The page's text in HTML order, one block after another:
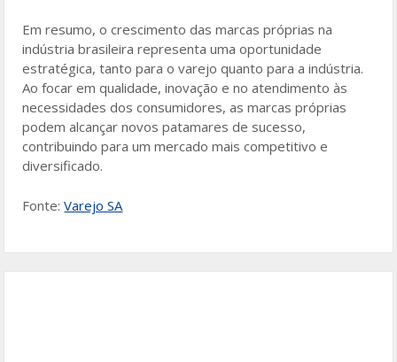
Em resumo, o crescimento das marcas próprias na
indústria brasileira representa uma oportunidade
estratégica, tanto para o varejo quanto para a indústria.
Ao focar em qualidade, inovação e no atendimento às
necessidades dos consumidores, as marcas próprias
podem alcançar novos patamares de sucesso,
contribuindo para um mercado mais competitivo e
diversificado.
Fonte:Varejo SA